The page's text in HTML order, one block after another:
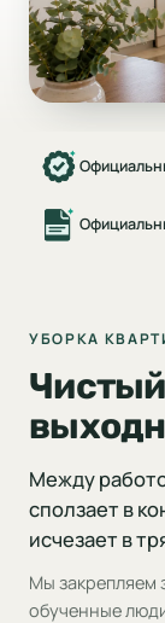
УБОРКА
Между
сползает в
исчезает в
Мы закрепляем
обученные